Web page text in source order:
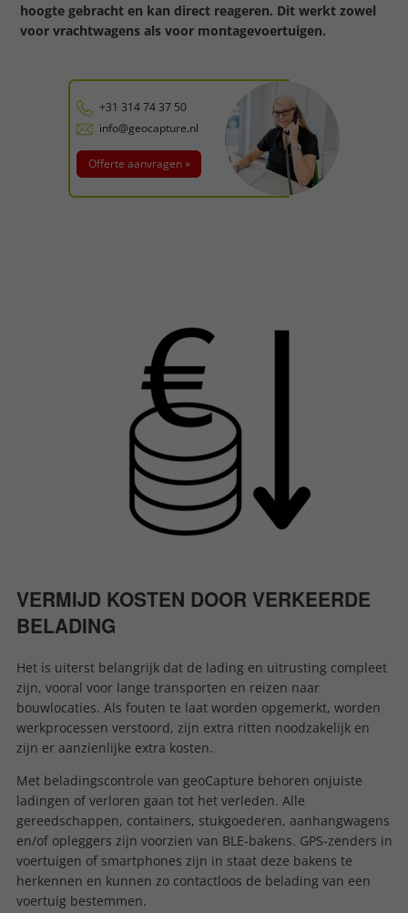
+31 314 74 37 50
info@geocapture.nl
Offerte aanvragen »
hoogte gebracht en kan direct reageren. Dit werkt zowel
voor vrachtwagens als voor montagevoertuigen.
VERMIJD KOSTEN DOOR VERKEERDE
BELADING
Het is uiterst belangrijk dat de lading en uitrusting compleet
zijn, vooral voor lange transporten en reizen naar
bouwlocaties. Als fouten te laat worden opgemerkt, worden
werkprocessen verstoord, zijn extra ritten noodzakelijk en
zijn er aanzienlijke extra kosten.
Met beladingscontrole van geoCapture behoren onjuiste
ladingen of verloren gaan tot het verleden. Alle
gereedschappen, containers, stukgoederen, aanhangwagens
en/of opleggers zijn voorzien van BLE-bakens. GPS-zenders in
voertuigen of smartphones zijn in staat deze bakens te
herkennen en kunnen zo contactloos de belading van een
voertuig bestemmen.